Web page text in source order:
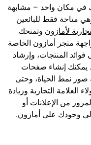
في مكان واحد – مشابهة
متاحة فقط للبائعين
لأمازون وتمنحك
متجر أمازون الخاصة
المنتجات، وإرشاد
يمكنك إنشاء صفحات
صور نمط الحياة، وحتى
العلامة التجارية وزيادة
من الإعلانات أو
إلى وجودك على أمازون.